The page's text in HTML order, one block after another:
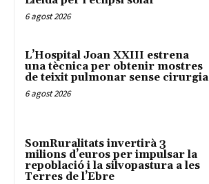
6 agost 2026
L’Hospital Joan XXIII estrena
una tècnica per obtenir mostres
de teixit pulmonar sense cirurgia
6 agost 2026
SomRuralitats invertirà 3
milions d’euros per impulsar la
repoblació i la silvopastura a les
Terres de l’Ebre